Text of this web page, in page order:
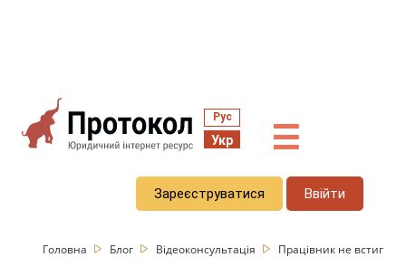
Рус
Укр ☰
Зареєструватися Ввійти
Головна Блог Відеоконсультація
Працівник не встиг